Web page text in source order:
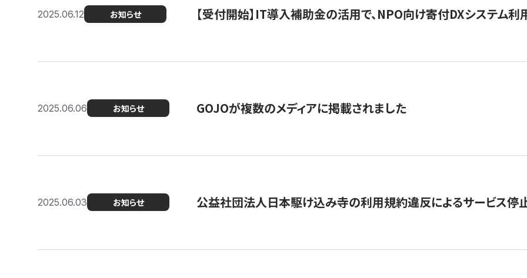
2025.06.12 お知らせ 【受付開始】IT導入補助金の活用で、NPO向け寄付DXシステム
2025.06.06 お知らせ GOJOが複数のメディアに掲載されました
2025.06.03 お知らせ 公益社団法人日本駆け込み寺の利用規約違反によるサービス停